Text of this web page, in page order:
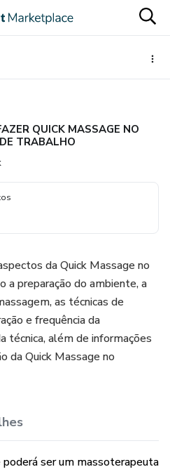
QUICK MASSAGE NO
TRABALHO
da Quick Massage no
a preparação do ambiente, a
as técnicas de
e frequência da
técnica, além de informações
da Quick Massage no
ser um massoterapeuta